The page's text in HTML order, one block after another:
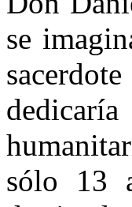
se
sólo 13